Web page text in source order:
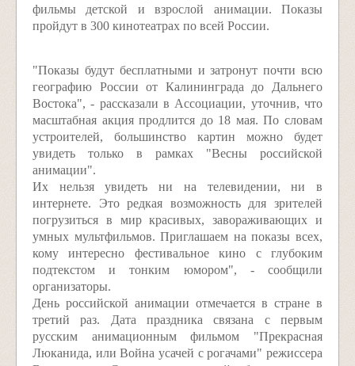
фильмы детской и взрослой анимации. Показы
пройдут в 300 кинотеатрах по всей России.
"Показы будут бесплатными и затронут почти всю
географию России от Калининграда до Дальнего
Востока", - рассказали в Ассоциации, уточнив, что
масштабная акция продлится до 18 мая. По словам
устроителей, большинство картин можно будет
увидеть только в рамках "Весны российской
анимации".
Их нельзя увидеть ни на телевидении, ни в
интернете. Это редкая возможность для зрителей
погрузиться в мир красивых, завораживающих и
умных мультфильмов. Приглашаем на показы всех,
кому интересно фестивальное кино с глубоким
подтекстом и тонким юмором", - сообщили
организаторы.
День российской анимации отмечается в стране в
третий раз. Дата праздника связана с первым
русским анимационным фильмом "Прекрасная
Люканида, или Война усачей с рогачами" режиссера